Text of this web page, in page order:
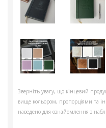
Зверніть увагу, що кінцевий
вище кольором, пропорціями та
наведено для ознайомлення з